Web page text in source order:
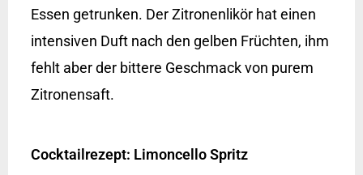
Essen getrunken. Der Zitronenlikör hat einen
intensiven Duft nach den gelben Früchten, ihm
fehlt aber der bittere Geschmack von purem
Zitronensaft.
Cocktailrezept: Limoncello Spritz